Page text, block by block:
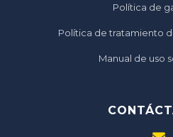
Política de
Política de tratamiento
Manual de uso